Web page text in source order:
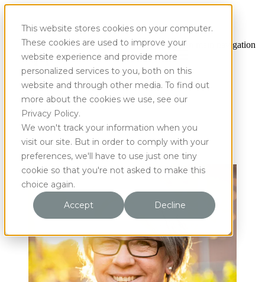
This website stores cookies on your computer.
These cookies are used to improve your
website experience and provide more
personalized services to you, both on this
website and through other media. To find out
more about the cookies we use, see our
Privacy Policy.
We won't track your information when you
visit our site. But in order to comply with your
preferences, we'll have to use just one tiny
cookie so that you're not asked to make this
choice again.
Accept
Decline
Open main navigation